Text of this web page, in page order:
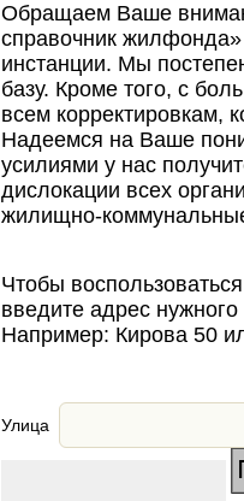
Обращаем Ваше
справочник
инстанции. Мы
базу. Кроме того, с
всем корректировкам,
Надеемся на Ваше
усилиями у нас
дислокации всех
жилищно-
Чтобы
введите адрес
Например: Кирова 50
Улица